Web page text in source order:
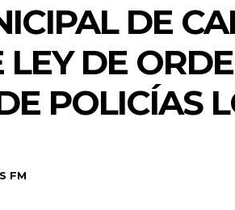
DE
LEY DE
POLICÍAS
FM